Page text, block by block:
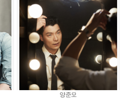
양준모